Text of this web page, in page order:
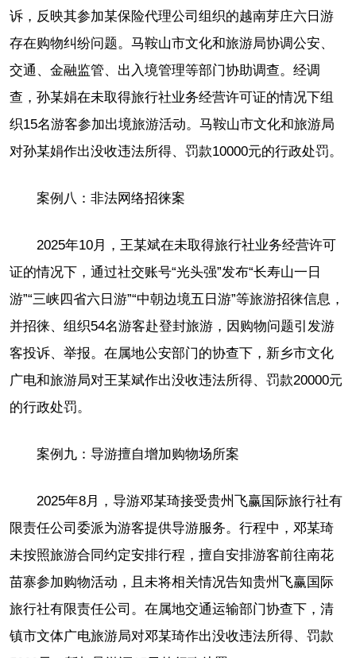
诉，反映其参加某保险代理公司组织的越南芽庄六日游
存在购物纠纷问题。马鞍山市文化和旅游局协调公安、
交通、金融监管、出入境管理等部门协助调查。经调
查，孙某娟在未取得旅行社业务经营许可证的情况下组
织15名游客参加出境旅游活动。马鞍山市文化和旅游局
对孙某娟作出没收违法所得、罚款10000元的行政处罚。
案例八：非法网络招徕案
2025年10月，王某斌在未取得旅行社业务经营许可
证的情况下，通过社交账号“光头强”发布“长寿山一日
游”“三峡四省六日游”“中朝边境五日游”等旅游招徕信息，
并招徕、组织54名游客赴登封旅游，因购物问题引发游
客投诉、举报。在属地公安部门的协查下，新乡市文化
广电和旅游局对王某斌作出没收违法所得、罚款20000元
的行政处罚。
案例九：导游擅自增加购物场所案
2025年8月，导游邓某琦接受贵州飞赢国际旅行社有
限责任公司委派为游客提供导游服务。行程中，邓某琦
未按照旅游合同约定安排行程，擅自安排游客前往南花
苗寨参加购物活动，且未将相关情况告知贵州飞赢国际
旅行社有限责任公司。在属地交通运输部门协查下，清
镇市文体广电旅游局对邓某琦作出没收违法所得、罚款